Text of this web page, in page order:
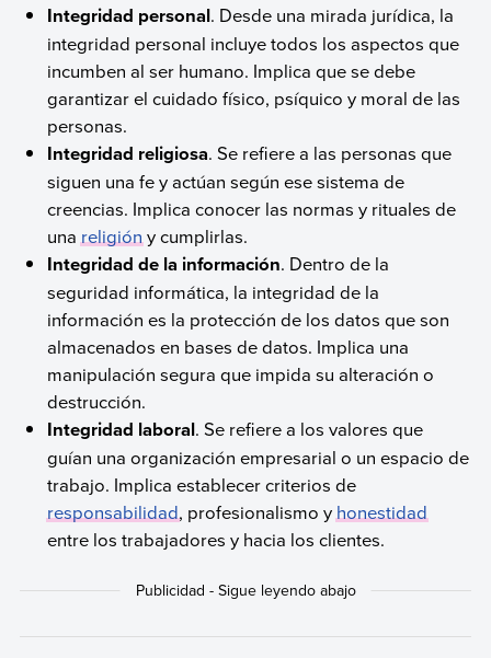
Integridad personal. Desde una mirada jurídica, la
integridad personal incluye todos los aspectos que
incumben al ser humano. Implica que se debe
garantizar el cuidado físico, psíquico y moral de las
personas.
Integridad religiosa. Se refiere a las personas que
siguen una fe y actúan según ese sistema de
creencias. Implica conocer las normas y rituales de
una religión y cumplirlas.
Integridad de la información. Dentro de la
seguridad informática, la integridad de la
información es la protección de los datos que son
almacenados en bases de datos. Implica una
manipulación segura que impida su alteración o
destrucción.
Integridad laboral. Se refiere a los valores que
guían una organización empresarial o un espacio de
trabajo. Implica establecer criterios de
responsabilidad, profesionalismo y honestidad
entre los trabajadores y hacia los clientes.